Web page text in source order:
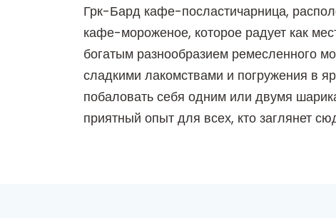
Грк-Бард кафе-посластичарница,
кафе-мороженое, которое радует как
богатым разнообразием ремесленного
сладкими лакомствами и погружения в
побаловать себя одним или двумя
приятный опыт для всех, кто заглянет